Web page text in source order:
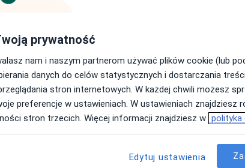
zł
Ndz, Pon,
prywatność
nam i naszym partnerom używać plików cookie (lub
danych do celów statystycznych i dostarczania
stron internetowych. W każdej chwili możesz
preferencje w ustawieniach. W ustawieniach znajdziesz
stron trzecich. Więcej informacji znajdziesz w polityka
Edytuj ustawienia